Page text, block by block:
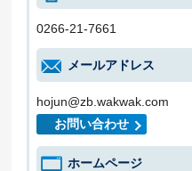
0266-21-7661
メールアドレス
hojun@zb.wakwak.com
お問い合わせ
ホームページ